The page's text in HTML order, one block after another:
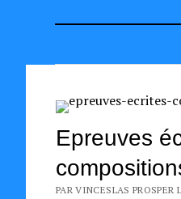
Epreuves
PAR VINCESLAS